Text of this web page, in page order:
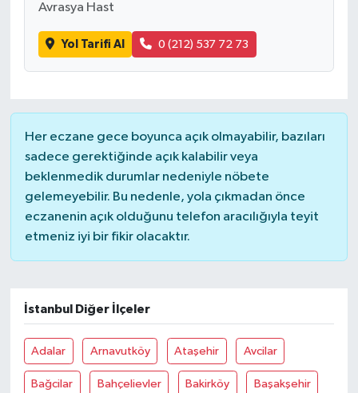
Avrasya Hast
Yol Tarifi Al 0 (212) 537 72 73
Her eczane gece boyunca açık olmayabilir, bazıları
sadece gerektiğinde açık kalabilir veya
beklenmedik durumlar nedeniyle nöbete
gelemeyebilir. Bu nedenle, yola çıkmadan önce
eczanenin açık olduğunu telefon aracılığıyla teyit
etmeniz iyi bir fikir olacaktır.
İstanbul Diğer İlçeler
Adalar Arnavutköy Ataşehir Avcilar
Bağcilar Bahçelievler Bakirköy Başakşehir